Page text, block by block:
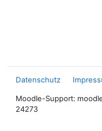
Datenschutz
Moodle-Support:
24273